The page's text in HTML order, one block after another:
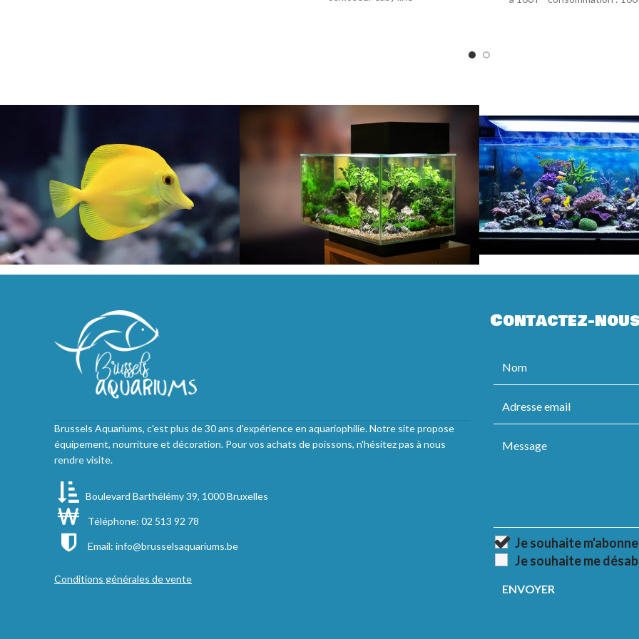
Brussels Aquariums, c'est plus de 30 ans d'expérience en aquariophilie. Notre site propose
équipement, nourriture et décoration. Pour vos achats de poissons, n'hésitez pas à nous
rendre visite.
Boulevard Barthélémy 39, 1000 Bruxelles
Téléphone: 02 513 92 78
Email: info@brusselsaquariums.be
Conditions générales de vente
Contactez-
Je souhaite
Je souhaite me